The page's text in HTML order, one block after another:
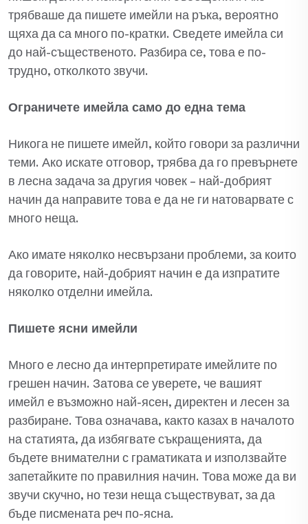
трябваше да пишете имейли на ръка, вероятно
щяха да са много по-кратки. Сведете имейла си
до най-същественото. Разбира се, това е по-
трудно, отколкото звучи.
Ограничете имейла само до една тема
Никога не пишете имейл, който говори за различни
теми. Ако искате отговор, трябва да го превърнете
в лесна задача за другия човек – най-добрият
начин да направите това е да не ги натоварвате с
много неща.
Ако имате няколко несвързани проблеми, за които
да говорите, най-добрият начин е да изпратите
няколко отделни имейла.
Пишете ясни имейли
Много е лесно да интерпретирате имейлите по
грешен начин. Затова се уверете, че вашият
имейл е възможно най-ясен, директен и лесен за
разбиране. Това означава, както казах в началото
на статията, да избягвате съкращенията, да
бъдете внимателни с граматиката и използвайте
запетайките по правилния начин. Това може да ви
звучи скучно, но тези неща съществуват, за да
бъде писмената реч по-ясна.